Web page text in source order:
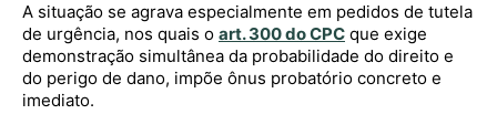
A situação se agrava especialmente em pedidos de tutela
de urgência, nos quais o art. 300 do CPC que exige
demonstração simultânea da probabilidade do direito e
do perigo de dano, impõe ônus probatório concreto e
imediato.